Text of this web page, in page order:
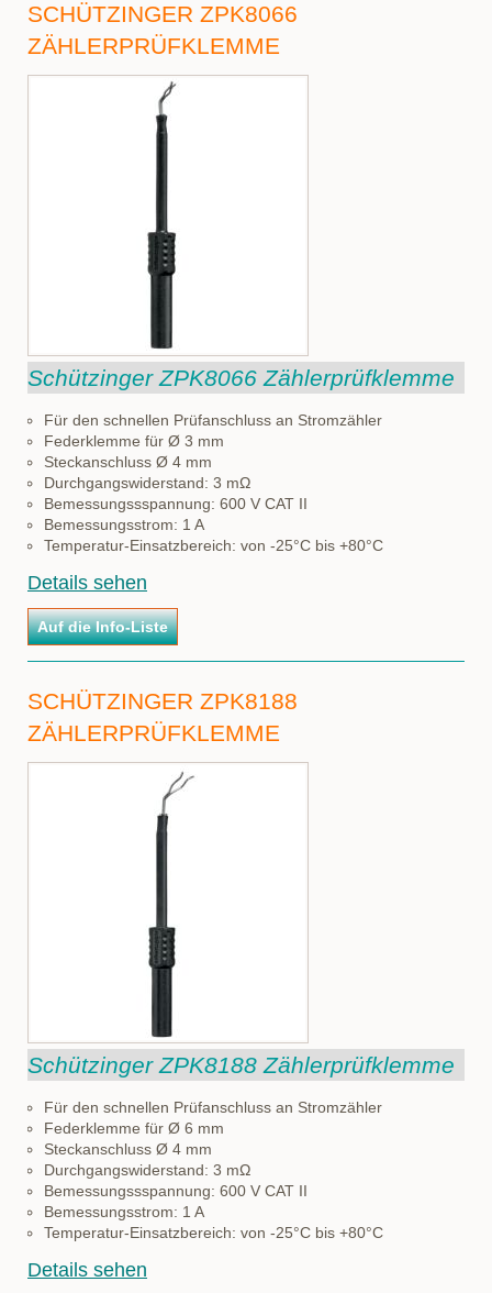
SCHÜTZINGER ZPK8066
ZÄHLERPRÜFKLEMME
Schützinger ZPK8066 Zählerprüfklemme
Für den schnellen Prüfanschluss an Stromzähler
Federklemme für Ø 3 mm
Steckanschluss Ø 4 mm
Durchgangswiderstand: 3 mΩ
Bemessungssspannung: 600 V CAT II
Bemessungsstrom: 1 A
Temperatur-Einsatzbereich: von -25°C bis +80°C
Details sehen
SCHÜTZINGER ZPK8188
ZÄHLERPRÜFKLEMME
Schützinger ZPK8188 Zählerprüfklemme
Für den schnellen Prüfanschluss an Stromzähler
Federklemme für Ø 6 mm
Steckanschluss Ø 4 mm
Durchgangswiderstand: 3 mΩ
Bemessungssspannung: 600 V CAT II
Bemessungsstrom: 1 A
Temperatur-Einsatzbereich: von -25°C bis +80°C
Details sehen